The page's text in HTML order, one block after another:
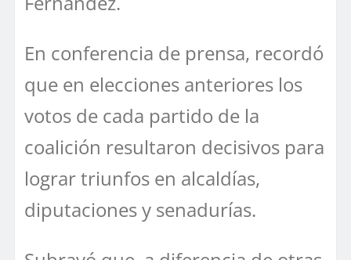
En conferencia de prensa, recordó
que en elecciones anteriores los
votos de cada partido de la
coalición resultaron decisivos para
lograr triunfos en alcaldías,
diputaciones y senadurías.